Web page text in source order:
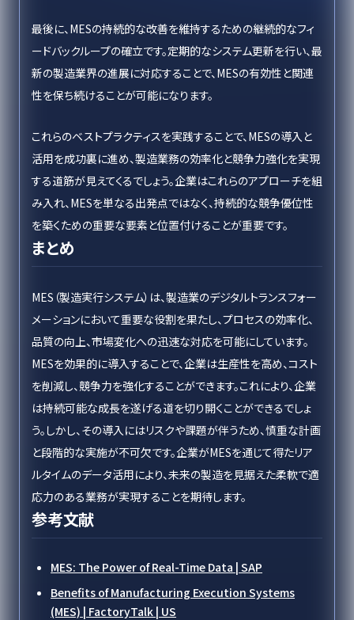
最後に、MESの持続的な改善を維持するための継続的なフィ
ードバックループの確立です。定期的なシステム更新を行い、最
新の製造業界の進展に対応することで、MESの有効性と関連
性を保ち続けることが可能になります。
これらのベストプラクティスを実践することで、MESの導入と
活用を成功裏に進め、製造業務の効率化と競争力強化を実現
する道筋が見えてくるでしょう。企業はこれらのアプローチを組
み入れ、MESを単なる出発点ではなく、持続的な競争優位性
を築くための重要な要素と位置付けることが重要です。
まとめ
MES（製造実行システム）は、製造業のデジタルトランスフォー
メーションにおいて重要な役割を果たし、プロセスの効率化、
品質の向上、市場変化への迅速な対応を可能にしています。
MESを効果的に導入することで、企業は生産性を高め、コスト
を削減し、競争力を強化することができます。これにより、企業
は持続可能な成長を遂げる道を切り開くことができるでしょ
う。しかし、その導入にはリスクや課題が伴うため、慎重な計画
と段階的な実施が不可欠です。企業がMESを通じて得たリア
ルタイムのデータ活用により、未来の製造を見据えた柔軟で適
応力のある業務が実現することを期待します。
参考文献
MES: The Power of Real-Time Data | SAP
Benefits of Manufacturing Execution Systems
(MES) | FactoryTalk | US